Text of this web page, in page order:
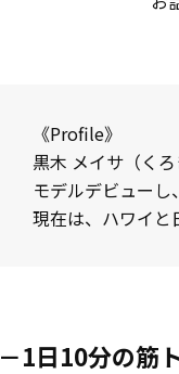
《Profile》
黒木 メイサ（く
モデルデビューし
現在は、ハワイと
－1日10分の筋